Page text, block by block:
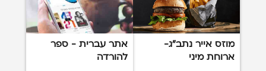
מוזס אייר נתב"ג-
ארוחת מיני
אתר עברית - ספר
להורדה